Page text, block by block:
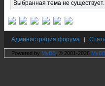
Выбранная тема не существует.
Администрация форума |
Powered by MyBB , © 2001-2026